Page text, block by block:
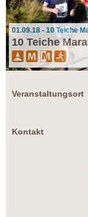
01.09.18 - 10 Teiche
10 Teiche
Veranstaltungsort
Kontakt